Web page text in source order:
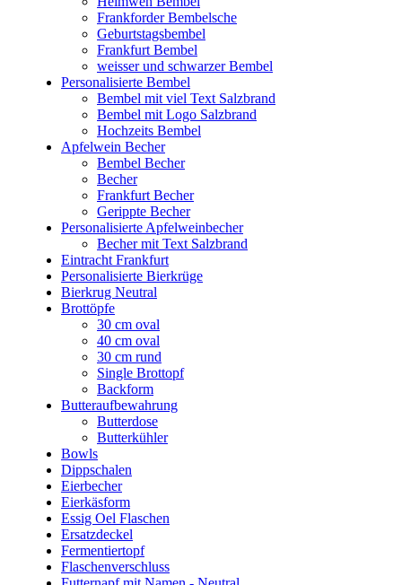
Frankforder Bembelsche
Geburtstagsbembel
Frankfurt Bembel
weisser und schwarzer Bembel
Personalisierte Bembel
Bembel mit viel Text Salzbrand
Bembel mit Logo Salzbrand
Hochzeits Bembel
Apfelwein Becher
Bembel Becher
Becher
Frankfurt Becher
Gerippte Becher
Personalisierte Apfelweinbecher
Becher mit Text Salzbrand
Eintracht Frankfurt
Personalisierte Bierkrüge
Bierkrug Neutral
Brottöpfe
30 cm oval
40 cm oval
30 cm rund
Single Brottopf
Backform
Butteraufbewahrung
Butterdose
Butterkühler
Bowls
Dippschalen
Eierbecher
Eierkäsform
Essig Oel Flaschen
Ersatzdeckel
Fermentiertopf
Flaschenverschluss